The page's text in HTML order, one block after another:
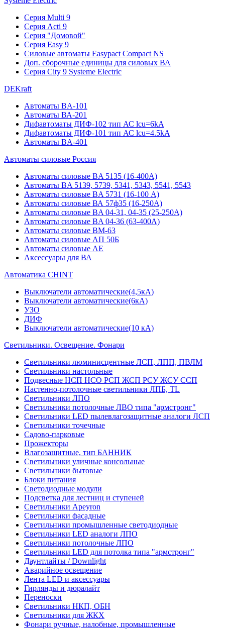
Серия Multi 9
Серия Acti 9
Серия "Домовой"
Серия Easy 9
Силовые автоматы Easypact Compact NS
Доп. сборочные единицы для силовых ВА
Серия City 9 Systeme Electric
DEKraft
Автоматы BA-101
Автоматы ВА-201
Дифавтоматы ДИФ-102 тип АС lcu=6kA
Дифавтоматы ДИФ-101 тип АС lcu=4.5kA
Автоматы BA-401
Автоматы силовые Россия
Автоматы силовые BA 5135 (16-400А)
Автоматы BA 5139, 5739, 5341, 5343, 5541, 5543
Автоматы силовые BA 5731 (16-100 А)
Автоматы силовые ВА 57ф35 (16-250А)
Автоматы силовые BA 04-31, 04-35 (25-250А)
Автоматы силовые BA 04-36 (63-400А)
Автоматы силовые ВМ-63
Автоматы силовые АП 50Б
Автоматы силовые АЕ
Аксессуары для ВА
Автоматика CHINT
Выключатели автоматические(4,5кА)
Выключатели автоматические(6кА)
УЗО
ДИФ
Выключатели автоматические(10 кА)
Светильники. Освещение. Фонари
Светильники люминисцентные ЛСП, ЛПП, ПВЛМ
Светильники настольные
Подвесные НСП НСО РСП ЖСП РСУ ЖСУ ССП
Настенно-потолочные светильники ЛПБ, TL
Светильники ЛПО
Светильники потолочные ЛВО типа "армстронг"
Светильники LED пылевлагозащитные аналоги ЛСП
Светильники точечные
Садово-парковые
Прожекторы
Влагозащитные, тип БАННИК
Светильники уличные консольные
Светильники бытовые
Блоки питания
Светодиодные модули
Подсветка для лестниц и ступеней
Светильники Apeyron
Светильники фасадные
Светильники промышленные светодиодные
Светильники LED аналоги ЛПО
Светильники потолочные ЛПО
Светильники LED для потолка типа "армстронг"
Даунтлайты / Downlight
Аварийное освещение
Лента LED и аксессуары
Гирлянды и дюралайт
Переноски
Светильники НКП, ОБН
Светильники для ЖКХ
Фонари ручные, налобные, промышленные